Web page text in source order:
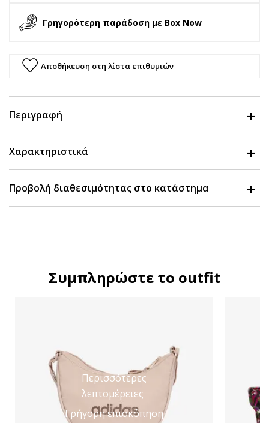
Γρηγορότερη παράδοση με Box Now
Αποθήκευση στη λίστα επιθυμιών
Περιγραφή
Χαρακτηριστικά
Προβολή διαθεσιμότητας στο κατάστημα
Συμπληρώστε το outfit
Περισσότερες
λεπτομέρειες
Γρήγορη επισκόπηση